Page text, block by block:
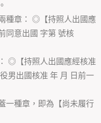
種章： ◎【持照人出國應
同意出國 字第 號核
◎【持照人出國應經核准
男出國核准 年 月 日前一
一種章，即為【尚未履行